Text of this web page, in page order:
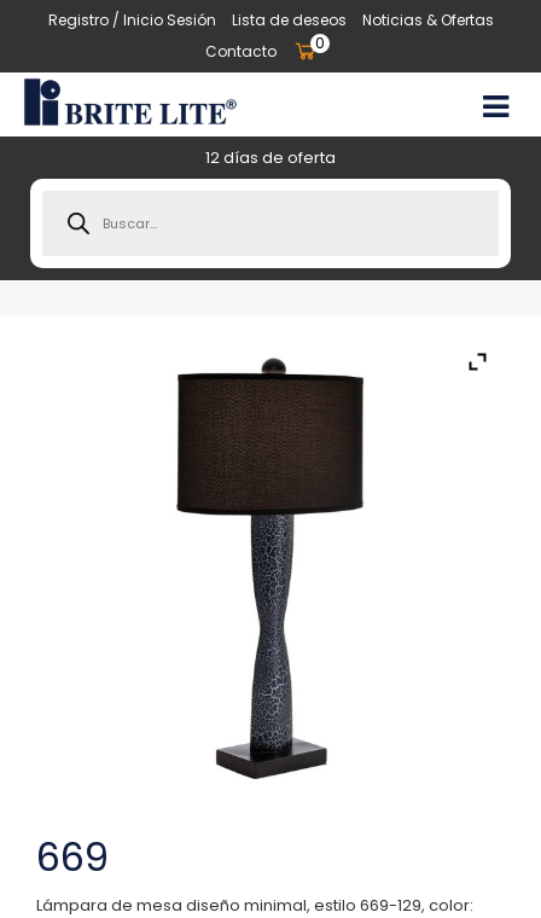
Registro / Inicio Sesión Lista de deseos
Noticias & Ofertas
Contacto
0
12 días de oferta
search
669
Lámpara de mesa diseño minimal, estilo 669-129, color: